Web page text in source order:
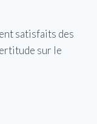
satisfaits des
sur le